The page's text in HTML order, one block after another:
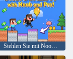
Stehlen Sie mit Noob und Pro einen Brainrot!